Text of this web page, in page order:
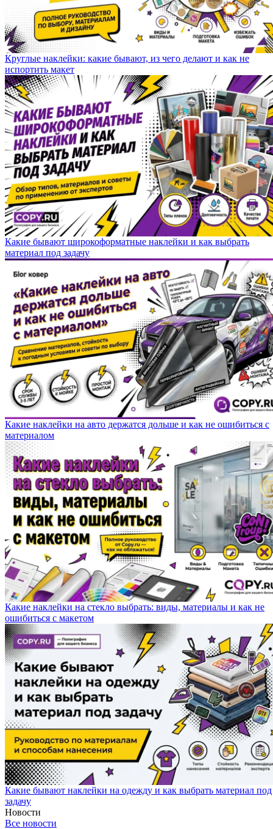
Круглые наклейки: какие бывают, из чего делают и как не
испортить макет
Какие бывают широкоформатные наклейки и как выбрать
материал под задачу
Какие наклейки на авто держатся дольше и как не ошибиться с
материалом
Какие наклейки на стекло выбрать: виды, материалы и как не
ошибиться с макетом
Какие бывают наклейки на одежду и как выбрать материал под
задачу
Новости
Все новости